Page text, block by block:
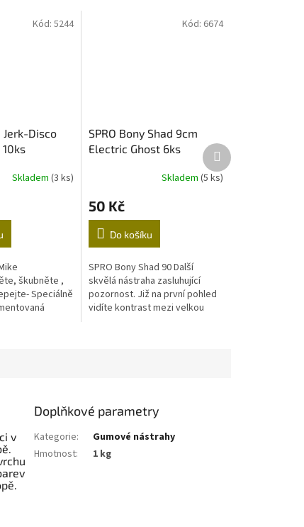
Jerk-Disco
Skladem(3 ks)
škubněte ,
Speciálně
Kód:5244
SPRO Bony Shad 9cm
Electric Ghost 6ks
Skladem (5 ks)
50 Kč
Do košíku
SPRO Bony Shad 90 Další
skvělá nástraha zasluhující
pozornost. Již na první pohled
vidíte kontrast mezi velkou
Kód: 6674
Další
produkt
v
Doplňkové parametry
Kategorie:
Gumové nástrahy
Hmotnost: 1 kg